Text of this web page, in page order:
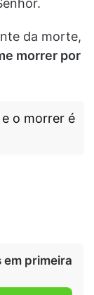
da morte,
morrer por
o morrer é
em primeira